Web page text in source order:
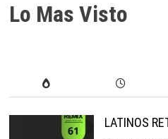
Lo Mas Visto
LATINOS